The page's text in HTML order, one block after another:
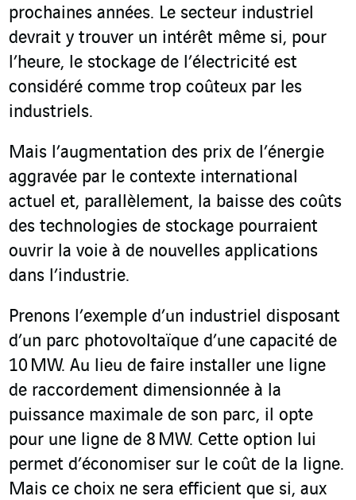
prochaines années. Le secteur industriel
devrait y trouver un intérêt même si, pour
l’heure, le stockage de l’électricité est
considéré comme trop coûteux par les
industriels.
Mais l’augmentation des prix de l’énergie
aggravée par le contexte international
actuel et, parallèlement, la baisse des coûts
des technologies de stockage pourraient
ouvrir la voie à de nouvelles applications
dans l’industrie.
Prenons l’exemple d’un industriel disposant
d’un parc photovoltaïque d’une capacité de
10 MW. Au lieu de faire installer une ligne
de raccordement dimensionnée à la
puissance maximale de son parc, il opte
pour une ligne de 8 MW. Cette option lui
permet d’économiser sur le coût de la ligne.
Mais ce choix ne sera efficient que si, aux